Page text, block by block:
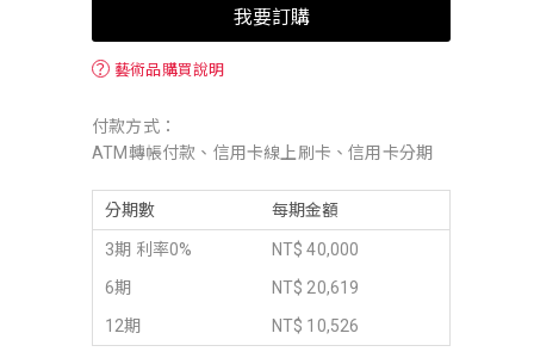
我要訂購
？ 藝術品購買說明
付款方式：
ATM轉帳付款、信用卡線上刷卡、信用卡分期
分期數 每期金額
3期 利率0%
NT$ 40,000
6期
NT$ 20,619
12期
NT$ 10,526